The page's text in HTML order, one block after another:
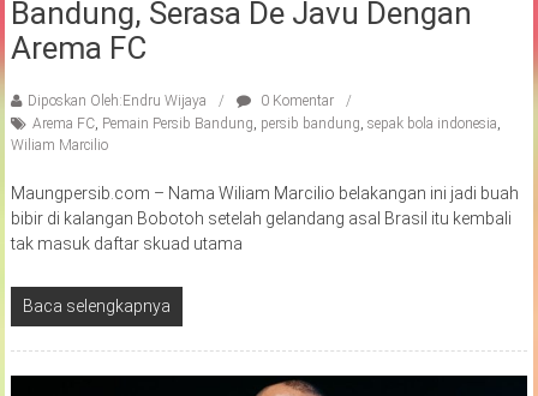
Bandung, Serasa De Javu Dengan
Arema FC
Diposkan Oleh:Endru Wijaya
0 Komentar
Arema FC, Pemain Persib Bandung persib bandung sepak bola indonesia
Wiliam Marcilio
Maungpersib.com – Nama Wiliam Marcilio belakangan ini jadi buah
bibir di kalangan Bobotoh setelah gelandang asal Brasil itu kembali
tak masuk daftar skuad utama
Baca selengkapnya